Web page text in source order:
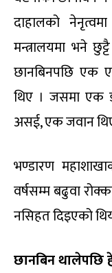
दाहालको
मन्त्रालयमा भने
छानबिनपछि एक
थिए । जसमा एक
असई, एक जवान
भण्डारण
वर्षसम्म बढुवा
नसिहत दिइएको
छानबिन थालेपछि